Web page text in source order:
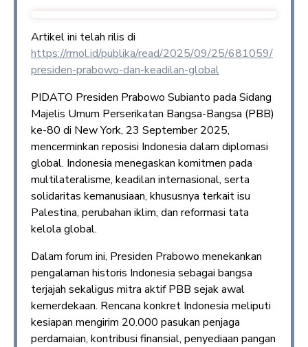
Artikel ini telah rilis di
https://rmol.id/publika/read/2025/09/25/681059/
presiden-prabowo-dan-keadilan-global
PIDATO Presiden Prabowo Subianto pada Sidang
Majelis Umum Perserikatan Bangsa-Bangsa (PBB)
ke-80 di New York, 23 September 2025,
mencerminkan reposisi Indonesia dalam diplomasi
global. Indonesia menegaskan komitmen pada
multilateralisme, keadilan internasional, serta
solidaritas kemanusiaan, khususnya terkait isu
Palestina, perubahan iklim, dan reformasi tata
kelola global.
Dalam forum ini, Presiden Prabowo menekankan
pengalaman historis Indonesia sebagai bangsa
terjajah sekaligus mitra aktif PBB sejak awal
kemerdekaan. Rencana konkret Indonesia meliputi
kesiapan mengirim 20.000 pasukan penjaga
perdamaian, kontribusi finansial, penyediaan pangan